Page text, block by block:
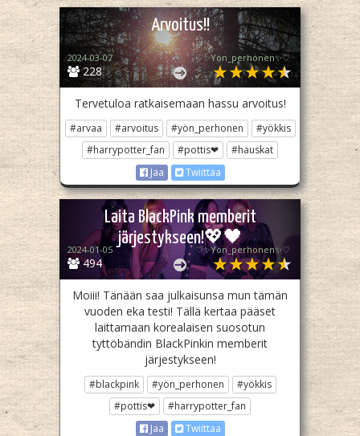
Arvoitus!!
228
2024-03-07 ♡✨️Yön_perhonen✨♡
Tervetuloa ratkaisemaan hassu arvoitus!
#arvaa #arvoitus #yön_perhonen
#yökkis
#harrypotter_fan
#pottis❤
#hauskat
Jaa
Twiittaa
Laita BlackPink memberit
järjestykseen!💖🖤
494
2024-01-05 ♡✨️Yön_perhonen✨♡
Moiii! Tänään saa julkaisunsa mun tämän
vuoden eka testi! Tällä kertaa pääset
laittamaan korealaisen suosotun
tyttöbändin BlackPinkin memberit
järjestykseen!
#blackpink #yön_perhonen
#yökkis
#pottis❤
#harrypotter_fan
Jaa
Twiittaa